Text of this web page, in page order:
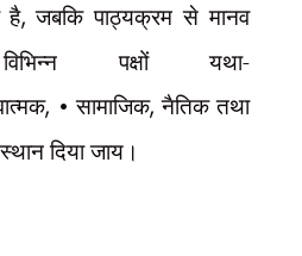
है,जबकि पाठ्यक्रम से मानव
पक्षों यथा-
, •सामाजिक,नैतिक तथा
दिया जाय।